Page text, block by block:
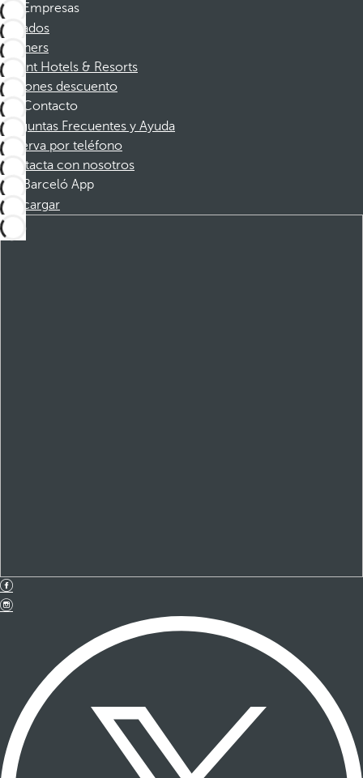
Empresas
Afiliados
Partners
Dorint Hotels & Resorts
Cupones descuento
Contacto
Preguntas Frecuentes y Ayuda
Reserva por teléfono
Contacta con nosotros
Barceló App
Descargar